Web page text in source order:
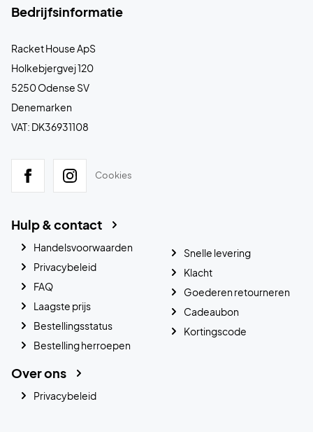
Bedrijfsinformatie
Racket House ApS
Holkebjergvej 120
5250 Odense SV
Denemarken
VAT: DK36931108
Cookies
Hulp & contact
Handelsvoorwaarden
Privacybeleid
FAQ
Laagste prijs
Bestellingsstatus
Bestelling herroepen
Snelle levering
Klacht
Goederen retourneren
Cadeaubon
Kortingscode
Over ons
Privacybeleid